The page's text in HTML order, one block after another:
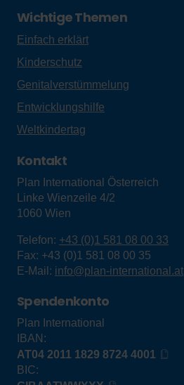
Wichtige Themen
Einfach erklärt
Kinderschutz
Genitalverstümmelung
Entwicklungshilfe
Weltkindertag
Kontakt
Plan International Österreich
Linke Wienzeile 4/2
1060 Wien
Telefon: +43 (0)1 581 08 00 33
Fax: +43 (0)1 581 08 00 35
E-Mail: info@plan-international.at
Spendenkonto
Plan International
IBAN:
AT04 2011 1829 8724 4001
BIC: